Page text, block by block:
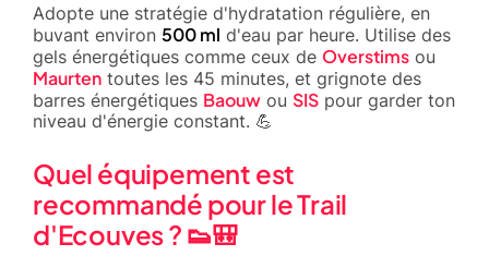
Adopte une stratégie d'hydratation régulière, en
buvant environ 500 ml d'eau par heure. Utilise des
gels énergétiques comme ceux de Overstims ou
Maurten toutes les 45 minutes, et grignote des
barres énergétiques Baouw ou SIS pour garder ton
niveau d'énergie constant. 💪
Quel équipement est
recommandé pour le Trail
d'Ecouves ? 👟🎒